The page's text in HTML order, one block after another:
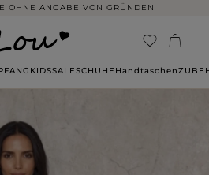
OHNE ANGABE VON GRÜNDEN
KIDSSALESCHUHE Handtaschen